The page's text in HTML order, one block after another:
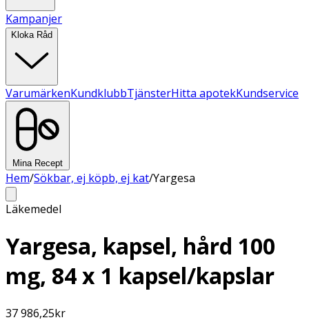
Kampanjer
Kloka Råd
VarumärkenKundklubbTjänsterHitta apotekKundservice
Mina Recept
Hem/Sökbar, ej köpb, ej kat/Yargesa
Läkemedel
Yargesa, kapsel, hård 100
mg, 84 x 1 kapsel/kapslar
37 986,25kr